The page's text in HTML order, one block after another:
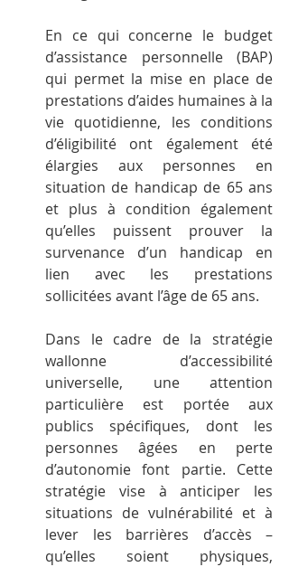
En ce qui concerne le budget
d’assistance personnelle (BAP)
qui permet la mise en place de
prestations d’aides humaines à la
vie quotidienne, les conditions
d’éligibilité ont également été
élargies aux personnes en
situation de handicap de 65 ans
et plus à condition également
qu’elles puissent prouver la
survenance d’un handicap en
lien avec les prestations
sollicitées avant l’âge de 65 ans.
Dans le cadre de la stratégie
wallonne d’accessibilité
universelle, une attention
particulière est portée aux
publics spécifiques, dont les
personnes âgées en perte
d’autonomie font partie. Cette
stratégie vise à anticiper les
situations de vulnérabilité et à
lever les barrières d’accès –
qu’elles soient physiques,